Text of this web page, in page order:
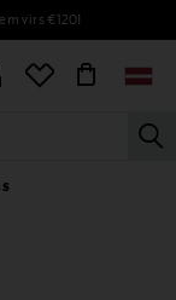
virs €120!
BĒRNIEM